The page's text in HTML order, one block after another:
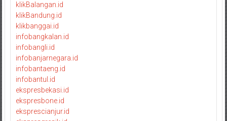
klikBalangan.id
klikBandung.id
klikbanggai.id
infobangkalan.id
infobangli.id
infobanjarnegara.id
infobantaeng.id
infobantul.id
ekspresbekasi.id
ekspresbone.id
eksprescianjur.id